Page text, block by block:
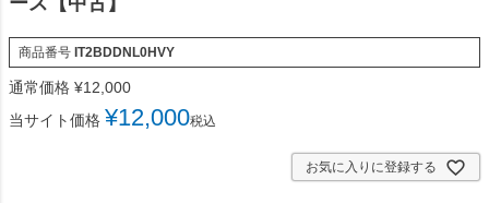
商品番号 IT2BDDNL0HVY
通常価格 ¥12,000
当サイト価格 ¥12,000税込
お気に入りに登録する